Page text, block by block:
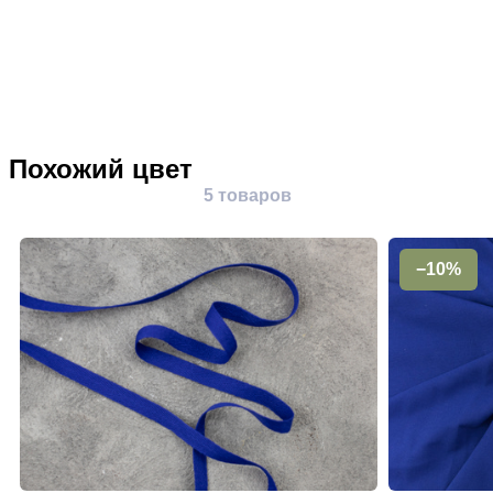
Похожий цвет
5 товаров
−10%